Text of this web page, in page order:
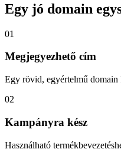
Egy jó domain
01
Megjegyezhető cím
Egy rövid, egyértelmű domain
02
Kampányra kész
Használható